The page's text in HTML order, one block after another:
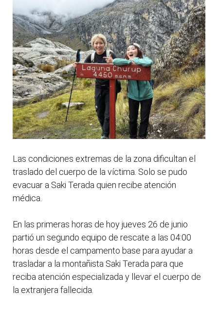
Las condiciones extremas de la zona dificultan el
traslado del cuerpo de la víctima. Solo se pudo
evacuar a Saki Terada quien recibe atención
médica.
En las primeras horas de hoy jueves 26 de junio
partió un segundo equipo de rescate a las 04:00
horas desde el campamento base para ayudar a
trasladar a la montañista Saki Terada para que
reciba atención especializada y llevar el cuerpo de
la extranjera fallecida.